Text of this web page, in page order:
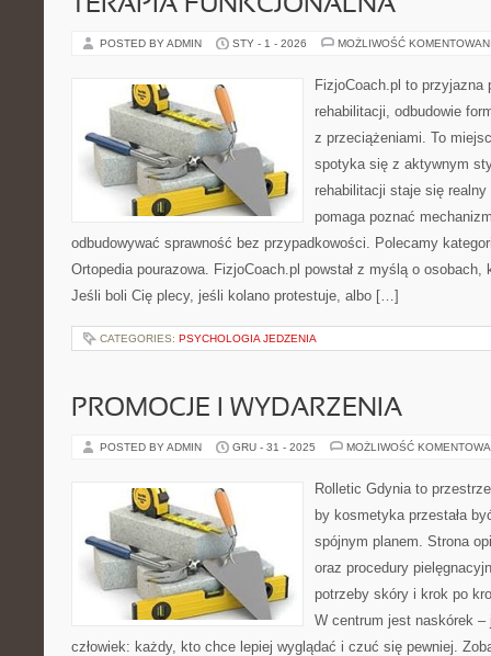
TERAPIA FUNKCJONALNA
POSTED BY ADMIN STY - 1 - 2026 MOŻLIWOŚĆ
FizjoCoach.pl to przyjazna
rehabilitacji, odbudowie
z przeciążeniami. To
spotyka się z aktywnym
rehabilitacji staje się
pomaga poznać
odbudowywać sprawność bez przypadkowości. Polecamy
Ortopedia pourazowa. FizjoCoach.pl powstał z myślą o osobach,
Jeśli boli Cię plecy, jeśli kolano protestuje, albo […]
CATEGORIES: PSYCHOLOGIA JEDZENIA
PROMOCJE I WYDARZENIA
POSTED BY ADMIN GRU - 31 - 2025 MOŻLIWOŚĆ
Rolletic Gdynia to
by kosmetyka przestała
spójnym planem. Strona
oraz procedury
potrzeby skóry i krok po
W centrum jest naskórek –
człowiek: każdy, kto chce lepiej wyglądać i czuć się pewniej.